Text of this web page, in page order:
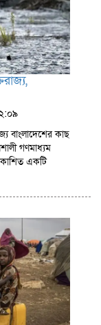
বাংলাদেশের কাছ
গণমাধ্যম
একটি